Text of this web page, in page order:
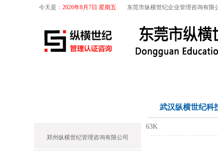
今天是： 2026年8月7日 星期五 东莞市纵横世纪企业管理咨询有限
郑州纵横世纪管理咨询有限公司
武汉纵横世纪科
63K